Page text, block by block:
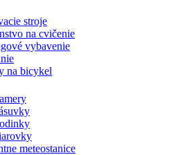
stroje
na cvičenie
vybavenie
na bicykel
meteostanice